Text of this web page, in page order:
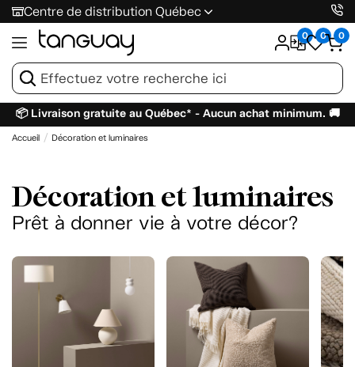
Centre de distribution Québec
0 0 0
📦 Livraison gratuite au Québec* - Aucun achat minimum. 🚚
Accueil Décoration et luminaires
Décoration et luminaires
Prêt à donner vie à votre décor?